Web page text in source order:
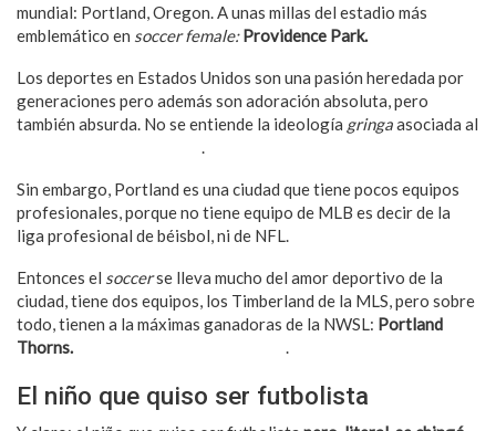
mundial: Portland, Oregon. A unas millas del estadio más
emblemático en soccer female: Providence Park.
Los deportes en Estados Unidos son una pasión heredada por
generaciones pero además son adoración absoluta, pero
también absurda. No se entiende la ideología gringaasociada al
.
Sin embargo, Portland es una ciudad que tiene pocos equipos
profesionales, porque no tiene equipo de MLB es decir de la
liga profesional de béisbol, ni de NFL.
Entonces el soccerse lleva mucho del amor deportivo de la
ciudad, tiene dos equipos, los Timberland de la MLS, pero sobre
todo, tienen a la máximas ganadoras de la NWSL: Portland
Thorns.
.
El niño que quiso ser futbolista